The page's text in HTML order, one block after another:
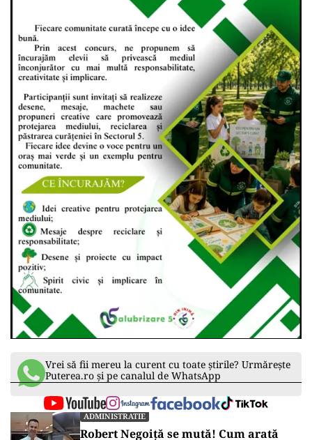
Vrei să fii mereu la curent cu toate știrile? Urmărește
Puterea.ro și pe canalul de WhatsApp
ADMINISTRATIE
Robert Negoiță se mută! Cum arată